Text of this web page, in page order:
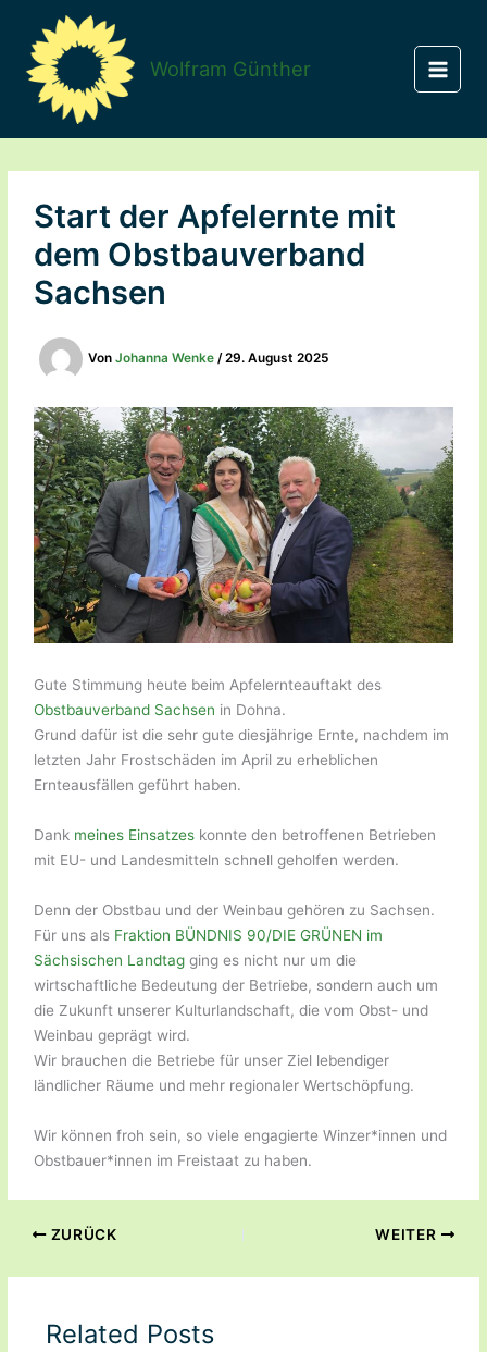
springen
Wolfram Günther
Start der Apfelernte mit
dem Obstbauverband
Sachsen
VonJohanna Wenke/29. August 2025
Gute Stimmung heute beim Apfelernteauftakt des
Obstbauverband Sachsen in Dohna.
Grund dafür ist die sehr gute diesjährige Ernte, nachdem im
letzten Jahr Frostschäden im April zu erheblichen
Ernteausfällen geführt haben.
Dank meines Einsatzes konnte den betroffenen Betrieben
mit EU- und Landesmitteln schnell geholfen werden.
Denn der Obstbau und der Weinbau gehören zu Sachsen.
Für uns als Fraktion BÜNDNIS 90/DIE GRÜNEN im
Sächsischen Landtag ging es nicht nur um die
wirtschaftliche Bedeutung der Betriebe, sondern auch um
die Zukunft unserer Kulturlandschaft, die vom Obst- und
Weinbau geprägt wird.
Wir brauchen die Betriebe für unser Ziel lebendiger
ländlicher Räume und mehr regionaler Wertschöpfung.
Wir können froh sein, so viele engagierte Winzer*innen und
Obstbauer*innen im Freistaat zu haben.
ZURÜCK WEITER
Related Posts